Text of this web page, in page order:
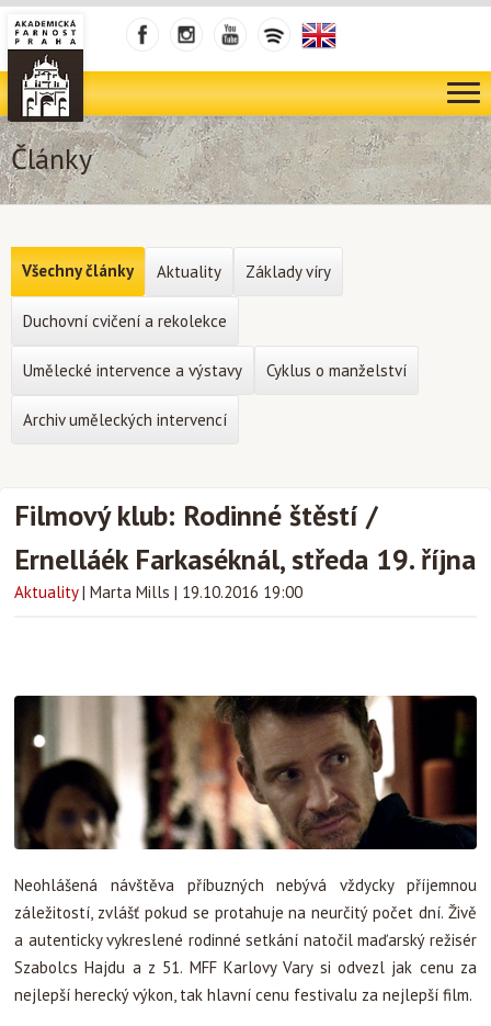
Články
Filmový klub: Rodinné štěstí /
Ernelláék Farkaséknál, středa 19. října
Aktuality | Marta Mills | 19.10.2016 19:00
Neohlášená návštěva příbuzných nebývá vždycky příjemnou
záležitostí, zvlášť pokud se protahuje na neurčitý počet dní. Živě
a autenticky vykreslené rodinné setkání natočil maďarský režisér
Szabolcs Hajdu a z 51. MFF Karlovy Vary si odvezl jak cenu za
nejlepší herecký výkon, tak hlavní cenu festivalu za nejlepší film.
Všechny články Aktuality Základy víry
Duchovní cvičení a rekolekce
Umělecké intervence a výstavy Cyklus o manželství
Archiv uměleckých intervencí